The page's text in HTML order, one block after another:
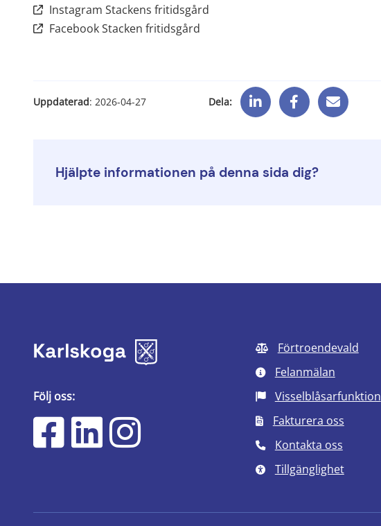
Instagram Stackens fritidsgård
Facebook Stacken fritidsgård
Uppdaterad: 2026-04-27 Dela:
Hjälpte informationen på denna sida dig?
Följ oss:
Förtroendevald
Felanmälan
Visselblåsarfunktion
Fakturera oss
Kontakta oss
Tillgänglighet